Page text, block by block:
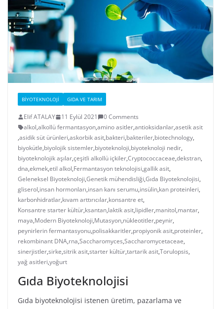
BIYOTEKNOLOJI GIDA VE TARIM
Elif ATALAY 11 Eylül 2021
0 Comments
alkol,alkollü fermantasyon,amino asitler,antioksidanlar,asetik asit
,asidik süt ürünleri,askorbik asit,bakteri,bakteriler,biotechnology,
biyokütle,biyolojik sistemler,biyoteknoloji,biyoteknoloji nedir,
biyoteknolojik aşılar,çeşitli alkollü içkiler,Cryptococcaceae,dekstran,
dna,ekmek,etil alkol,Fermantasyon teknolojisi,gallik asit,
Geleneksel Biyoteknoloji,Genetik mühendisliği,Gıda Biyoteknolojisi,
gliserol,insan hormonları,insan kanı serumu,insülin,kan proteinleri,
karbonhidratlar,kıvam arttırıcılar,konsantre et,
Konsantre starter kültür,ksantan,laktik asit,lipidler,manitol,mantar,
maya,Modern Biyoteknoloji,Mutasyon,nükleotitler,peynir,
peynirlerin fermantasyonu,polisakkaritler,propiyonik asit,proteinler,
rekombinant DNA,rna,Saccharomyces,Saccharomycetaceae,
sinerjistler,sirke,sitrik asit,starter kültür,tartarik asit,Torulopsis,
yağ asitleri,yoğurt
Gıda Biyoteknolojisi
Gıda biyoteknolojisi istenen üretim, pazarlama ve